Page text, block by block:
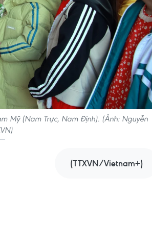
Mỹ (Nam Trực, Nam Định). (Ảnh: Nguyễn
(TTXVN/Vietnam+)